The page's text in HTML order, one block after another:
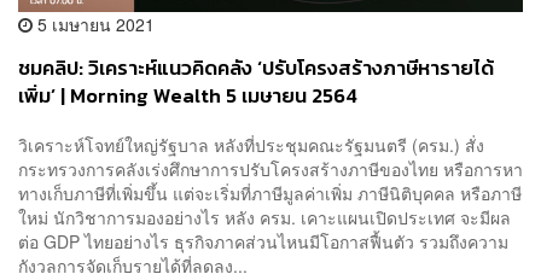
5 เมษายน 2021
ชมคลิป: วิเคราะห์แนวคิดคลัง ‘ปรับโครงสร้างภาษีหารายได้
เพิ่ม’ | Morning Wealth 5 เมษายน 2564
วิเคราะห์โจทย์ใหญ่รัฐบาล หลังที่ประชุมคณะรัฐมนตรี (ครม.) สั่ง
กระทรวงการคลังเร่งศึกษาการปรับโครงสร้างภาษีของไทย หรือการหา
ทางเก็บภาษีที่เพิ่มขึ้น แต่จะเริ่มที่ภาษีมูลค่าเพิ่ม ภาษีนิติบุคคล หรือภาษี
ใหม่ นักวิชาการมองอย่างไร หลัง ครม. เคาะแผนเปิดประเทศ จะมีผล
ต่อ GDP ไทยอย่างไร ธุรกิจภาคส่วนไหนมีโอกาสฟื้นตัว รวมถึงความ
กังวลการจัดเก็บรายได้ที่ลดลง...